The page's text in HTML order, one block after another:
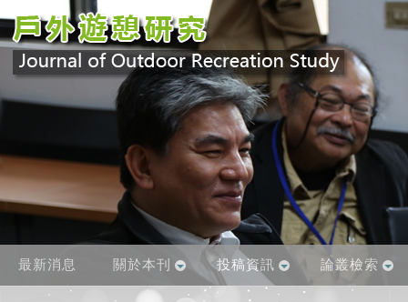
最新消息 關於本刊 投稿資訊 論叢檢索